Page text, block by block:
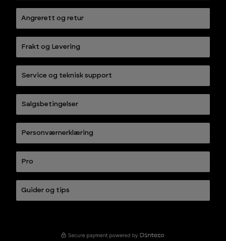
Angrerett og retur
Frakt og Levering
Service og teknisk support
Salgsbetingelser
Personværnerklæring
Pro
Guider og tips